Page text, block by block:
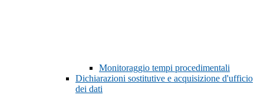
Monitoraggio tempi procedimentali
Dichiarazioni sostitutive e acquisizione d'ufficio
dei dati